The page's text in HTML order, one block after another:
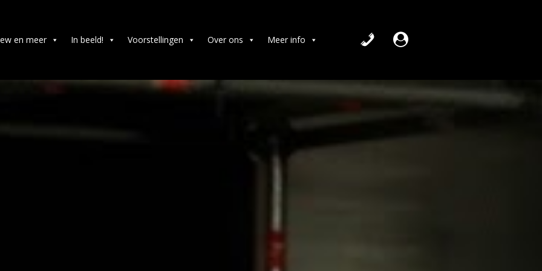
en meer In beeld! Voorstellingen Over ons Meer info